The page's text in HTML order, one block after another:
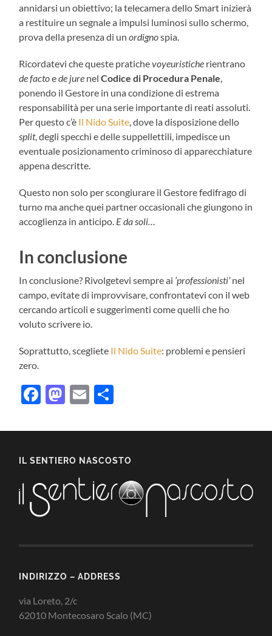
annidarsi un obiettivo; la telecamera dello Smart inizierà
a restituire un segnale a impulsi luminosi sullo schermo,
prova della presenza di unordignospia.
Ricordatevi che queste pratichevoyeuristiche rientrano
de factoede jure nelCodice di Procedura Penale,
ponendo il Gestore in una condizione di estrema
responsabilità per una serie importante di reati assoluti.
Per questo c’è Il Nido Suite, dove la disposizione dello
split, degli specchi e delle suppellettili, impedisce un
eventuale posizionamento criminoso di apparecchiature
appena descritte.
Questo non solo per scongiurare il Gestore fedifrago di
turno ma anche quei partner occasionali che giungono in
accoglienza in anticipo. E da soli…
In conclusione
In conclusione? Rivolgetevi sempre ai ‘professionisti’nel
campo, evitate di improvvisare, confrontatevi con il web
cercando articoli e suggerimenti come quelli che ho
voluto scrivere io.
Soprattutto, scegliete Il Nido Suite: problemi e pensieri
zero.
Facebook
Mastodon
Email
IL SENTIERO NASCOSTO
INDIRIZZO – ADDRESS
via Loreto, 2/c
62010 Montecosaro Scalo (MC)